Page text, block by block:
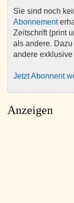
Sie sind noch
Abonnement
Zeitschrift (print
als andere.
andere
Jetzt Abonnent
Anzeigen